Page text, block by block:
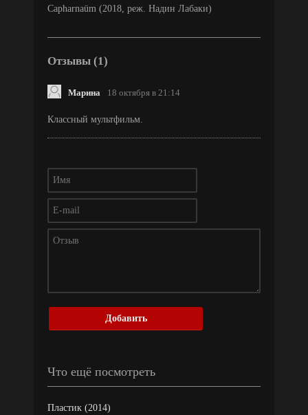
Capharnaüm (2018, реж. Надин Лабаки)
Отзывы (1)
Марина 18 октября в 21:14
Классный мультфильм.
Добавить
Что ещё посмотреть
Пластик (2014)